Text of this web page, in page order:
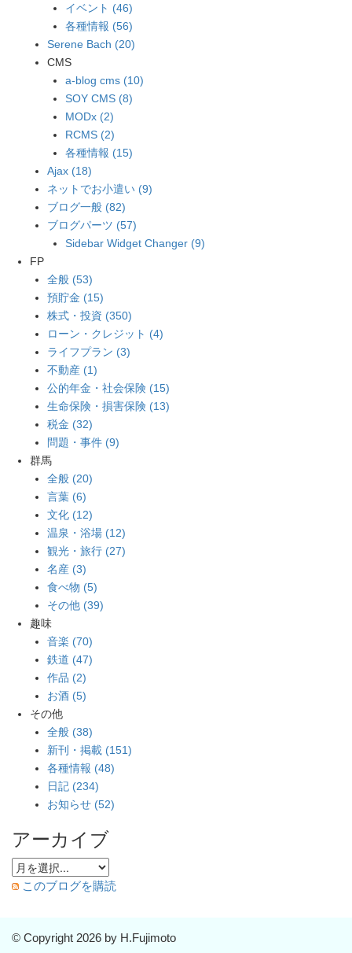
イベント (46)
各種情報 (56)
Serene Bach (20)
CMS
a-blog cms (10)
SOY CMS (8)
MODx (2)
RCMS (2)
各種情報 (15)
Ajax (18)
ネットでお小遣い (9)
ブログ一般 (82)
ブログパーツ (57)
Sidebar Widget Changer (9)
FP
全般 (53)
預貯金 (15)
株式・投資 (350)
ローン・クレジット (4)
ライフプラン (3)
不動産 (1)
公的年金・社会保険 (15)
生命保険・損害保険 (13)
税金 (32)
問題・事件 (9)
群馬
全般 (20)
言葉 (6)
文化 (12)
温泉・浴場 (12)
観光・旅行 (27)
名産 (3)
食べ物 (5)
その他 (39)
趣味
音楽 (70)
鉄道 (47)
作品 (2)
お酒 (5)
その他
全般 (38)
新刊・掲載 (151)
各種情報 (48)
日記 (234)
お知らせ (52)
アーカイブ
このブログを購読
© Copyright 2026 by H.Fujimoto